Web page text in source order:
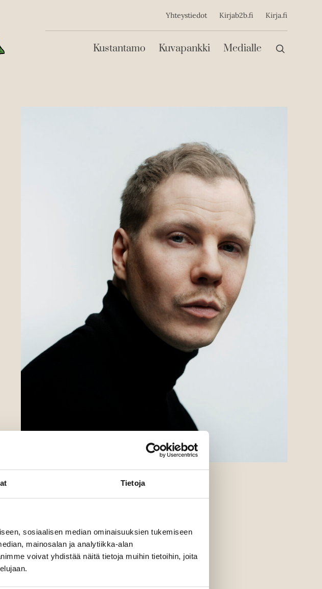
Tietoja
sosiaalisen median ominaisuuksien tukemiseen
mainosalan ja analytiikka-alan
voivat yhdistää näitä tietoja muihin tietoihin, joita
Yhteystiedot Kirjab2b.fi Kirja.fi
Päävalikko
Kustantamo Kuvapankki Medialle